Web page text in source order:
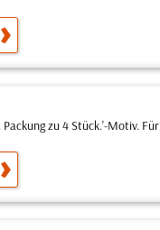
zu 4 Stück.'-Motiv.